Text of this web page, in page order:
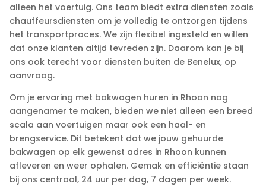
alleen het voertuig.​ Ons team biedt extra diensten zoals
chauffeursdiensten om je volledig te ontzorgen tijdens
het transportproces.​ We zijn flexibel ingesteld en willen
dat onze klanten altijd tevreden zijn.​ Daarom kan je bij
ons ook terecht voor diensten buiten de Benelux, op
aanvraag.​
Om je ervaring met bakwagen huren in Rhoon nog
aangenamer te maken, bieden we niet alleen een breed
scala aan voertuigen maar ook een haal- en
brengservice.​ Dit betekent dat we jouw gehuurde
bakwagen op elk gewenst adres in Rhoon kunnen
afleveren en weer ophalen.​ Gemak en efficiëntie staan
bij ons centraal, 24 uur per dag, 7 dagen per week.​